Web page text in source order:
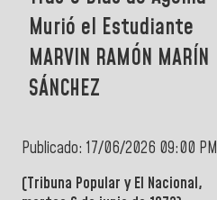
Murió el Estudiante
MARVIN RAMÓN MARÍN
SÁNCHEZ
Publicado: 17/06/2026 09:00 PM
(Tribuna Popular y El Nacional,